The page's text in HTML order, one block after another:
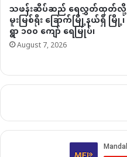
သဖန်းဆိပ်ဆည် ရေလွှတ်ထုတ်လို့
မူးမြစ်ရိုး ခြောက်မြို့နယ်ရှိ မြို့၊
ရွာ ၁၀၀ ကျော် ရေမြုပ်၊
August 7, 2026